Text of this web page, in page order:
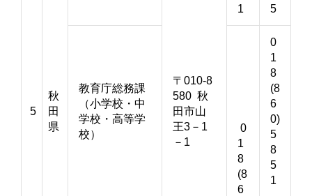
5
秋
田
県
〒010-8
580 秋
田市山
王3－1
－1
1
5
教育庁総務課
（小学校・中
学校・高等学
校）
0
1
8
(8
6
0
1
8
(8
6
0)
5
8
5
1